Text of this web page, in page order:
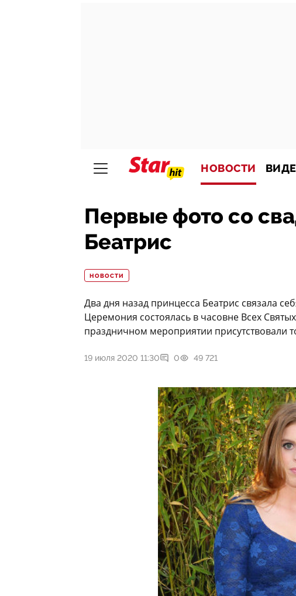
НОВОСТИ
Первые фото со
Беатрис
НОВОСТИ
Два дня назад принцесса Беатрис связала
Церемония состоялась в часовне Всех
праздничном мероприятии присутствовали
19 июля 2020 11:30 0 49 721